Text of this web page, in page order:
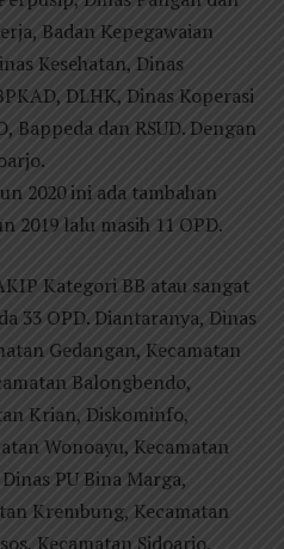
Badan Kepegawaian
Kesehatan, Dinas
DLHK, Dinas Koperasi
Bappeda dan RSUD. Dengan
2020 ini ada tambahan
2019 lalu masih 11 OPD.
Kategori BB atau sangat
33 OPD. Diantaranya, Dinas
Gedangan, Kecamatan
Balongbendo,
Krian, Diskominfo,
Wonoayu, Kecamatan
PU Bina Marga,
Krembung, Kecamatan
Kecamatan Sidoarjo,